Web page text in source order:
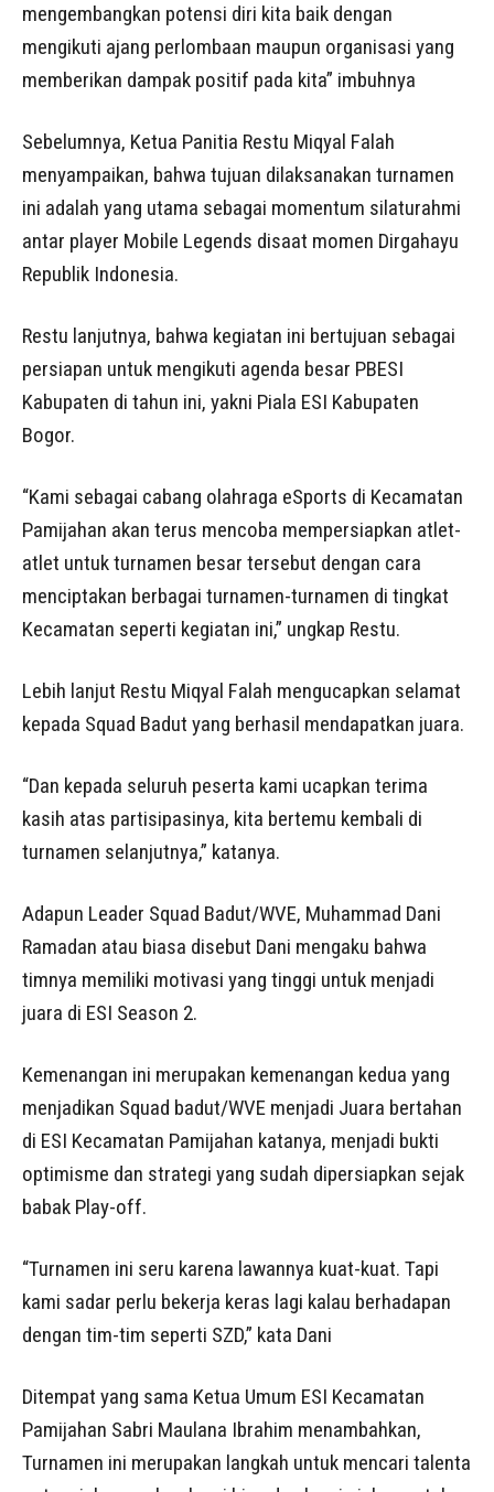
mengembangkan potensi diri kita baik dengan
mengikuti ajang perlombaan maupun organisasi yang
memberikan dampak positif pada kita” imbuhnya
Sebelumnya, Ketua Panitia Restu Miqyal Falah
menyampaikan, bahwa tujuan dilaksanakan turnamen
ini adalah yang utama sebagai momentum silaturahmi
antar player Mobile Legends disaat momen Dirgahayu
Republik Indonesia.
Restu lanjutnya, bahwa kegiatan ini bertujuan sebagai
persiapan untuk mengikuti agenda besar PBESI
Kabupaten di tahun ini, yakni Piala ESI Kabupaten
Bogor.
“Kami sebagai cabang olahraga eSports di Kecamatan
Pamijahan akan terus mencoba mempersiapkan atlet-
atlet untuk turnamen besar tersebut dengan cara
menciptakan berbagai turnamen-turnamen di tingkat
Kecamatan seperti kegiatan ini,” ungkap Restu.
Lebih lanjut Restu Miqyal Falah mengucapkan selamat
kepada Squad Badut yang berhasil mendapatkan juara.
“Dan kepada seluruh peserta kami ucapkan terima
kasih atas partisipasinya, kita bertemu kembali di
turnamen selanjutnya,” katanya.
Adapun Leader Squad Badut/WVE, Muhammad Dani
Ramadan atau biasa disebut Dani mengaku bahwa
timnya memiliki motivasi yang tinggi untuk menjadi
juara di ESI Season 2.
Kemenangan ini merupakan kemenangan kedua yang
menjadikan Squad badut/WVE menjadi Juara bertahan
di ESI Kecamatan Pamijahan katanya, menjadi bukti
optimisme dan strategi yang sudah dipersiapkan sejak
babak Play-off.
“Turnamen ini seru karena lawannya kuat-kuat. Tapi
kami sadar perlu bekerja keras lagi kalau berhadapan
dengan tim-tim seperti SZD,” kata Dani
Ditempat yang sama Ketua Umum ESI Kecamatan
Pamijahan Sabri Maulana Ibrahim menambahkan,
Turnamen ini merupakan langkah untuk mencari talenta